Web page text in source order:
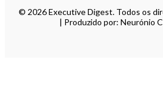
© 2026 Executive Digest. Todos os
| Produzido por: Neurónio